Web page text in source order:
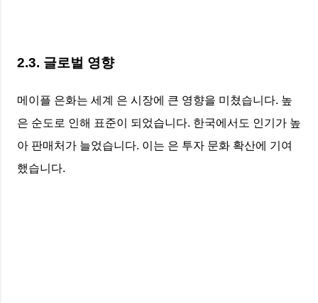
2.3. 글로벌 영향
메이플 은화는 세계 은 시장에 큰 영향을 미쳤습니다. 높
은 순도로 인해 표준이 되었습니다. 한국에서도 인기가 높
아 판매처가 늘었습니다. 이는 은 투자 문화 확산에 기여
했습니다.